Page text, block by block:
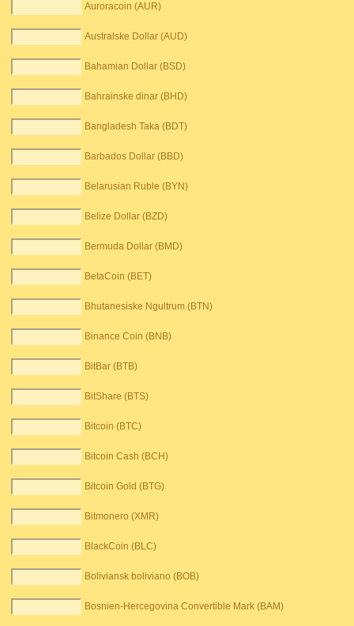
Auroracoin (AUR)
Australske Dollar (AUD)
Bahamian Dollar (BSD)
Bahrainske dinar (BHD)
Bangladesh Taka (BDT)
Barbados Dollar (BBD)
Belarusian Ruble (BYN)
Belize Dollar (BZD)
Bermuda Dollar (BMD)
BetaCoin (BET)
Bhutanesiske Ngultrum (BTN)
Binance Coin (BNB)
BitBar (BTB)
BitShare (BTS)
Bitcoin (BTC)
Bitcoin Cash (BCH)
Bitcoin Gold (BTG)
Bitmonero (XMR)
BlackCoin (BLC)
Boliviansk boliviano (BOB)
Bosnien-Hercegovina Convertible Mark (BAM)